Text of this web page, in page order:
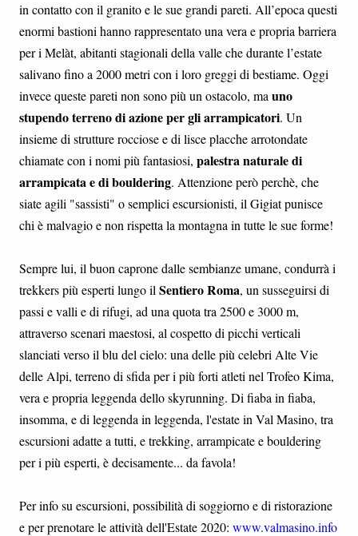
in contatto con il granito e le sue grandi pareti. All’epoca questi
enormi bastioni hanno rappresentato una vera e propria barriera
per i Melàt, abitanti stagionali della valle che durante l’estate
salivano fino a 2000 metri con i loro greggi di bestiame. Oggi
invece queste pareti non sono più un ostacolo, ma uno
stupendo terreno di azione per gli arrampicatori. Un
insieme di strutture rocciose e di lisce placche arrotondate
chiamate con i nomi più fantasiosi, palestra naturale di
arrampicata e di bouldering. Attenzione però perchè, che
siate agili "sassisti" o semplici escursionisti, il Gigiat punisce
chi è malvagio e non rispetta la montagna in tutte le sue forme!
Sempre lui, il buon caprone dalle sembianze umane, condurrà i
trekkers più esperti lungo il Sentiero Roma, un susseguirsi di
passi e valli e di rifugi, ad una quota tra 2500 e 3000 m,
attraverso scenari maestosi, al cospetto di picchi verticali
slanciati verso il blu del cielo: una delle più celebri Alte Vie
delle Alpi, terreno di sfida per i più forti atleti nel Trofeo Kima,
vera e propria leggenda dello skyrunning. Di fiaba in fiaba,
insomma, e di leggenda in leggenda, l'estate in Val Masino, tra
escursioni adatte a tutti, e trekking, arrampicate e bouldering
per i più esperti, è decisamente... da favola!
Per info su escursioni, possibilità di soggiorno e di ristorazione
e per prenotare le attività dell'Estate 2020: www.valmasino.info